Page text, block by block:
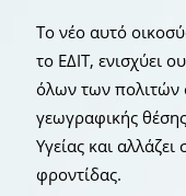
Το νέο αυτό
το ΕΔΙΤ, ενισχύει
όλων των πολιτών
γεωγραφικής
Υγείας και
φροντίδας.